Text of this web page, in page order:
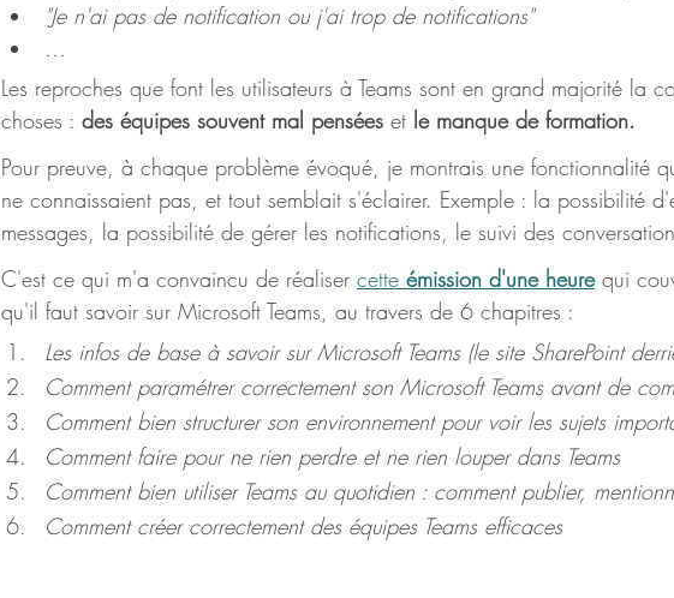
"Je n'ai pas de notification ou j'ai trop de notifications"
...
Les reproches que font les utilisateurs à Teams sont en grand majorité la
choses : des équipes souvent mal pensées et le manque de formation.
Pour preuve, à chaque problème évoqué, je montrais une fonctionnalité
ne connaissaient pas, et tout semblait s'éclairer. Exemple : la possibilité
messages, la possibilité de gérer les notifications, le suivi des
C'est ce qui m'a convaincu de réaliser cette émission d'une heure qui
qu'il faut savoir sur Microsoft Teams, au travers de 6 chapitres :
Les infos de base à savoir sur Microsoft Teams (le site SharePoint
Comment paramétrer correctement son Microsoft Teams avant de
Comment bien structurer son environnement pour voir les sujets
Comment faire pour ne rien perdre et ne rien louper dans Teams
Comment bien utiliser Teams au quotidien : comment publier,
Comment créer correctement des équipes Teams efficaces